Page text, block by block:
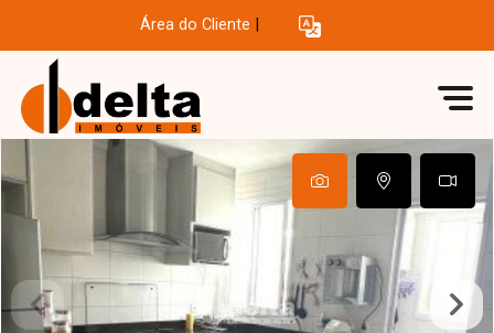
Área do Cliente